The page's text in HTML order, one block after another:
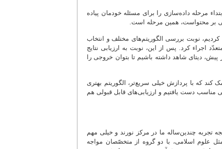
مرحله داده‌سازی را برای مسئله خودمان پیاده
بر محتواست، همین مرحله است.
نوبت بررسی الگوریتم‌های مختلف و انتخاب
اجراء کرد. پس از این، نوبت به ارزیابی نتایج
دیتای شاهد داشته باشیم تا بتوان خروجی را
که با پردازش خیلی سریع‌تر، الگوریتم بهتری
مناسب دست یافتیم و ارزیابی‌های قابل قبولی هم
تجربه چندین‌ساله ما در مرکز نورند و خیلی مهم
علوم اسلامی، با دو گروه از متخصّصان مواجه